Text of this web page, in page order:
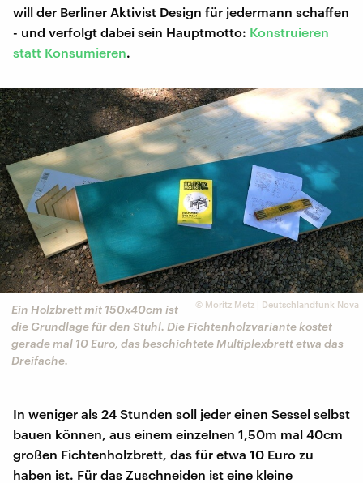
will der Berliner Aktivist Design für jedermann schaffen
- und verfolgt dabei sein Hauptmotto: Konstruieren
statt Konsumieren.
© Moritz Metz | Deutschlandfunk Nova
Ein Holzbrett mit 150x40cm ist
die Grundlage für den Stuhl. Die Fichtenholzvariante kostet
gerade mal 10 Euro, das beschichtete Multiplexbrett etwa das
Dreifache.
In weniger als 24 Stunden soll jeder einen Sessel selbst
bauen können, aus einem einzelnen 1,50m mal 40cm
großen Fichtenholzbrett, das für etwa 10 Euro zu
haben ist. Für das Zuschneiden ist eine kleine